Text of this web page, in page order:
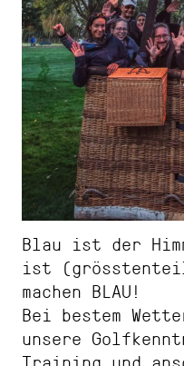
Blau ist der
ist
machen BLAU!
Bei bestem
unsere